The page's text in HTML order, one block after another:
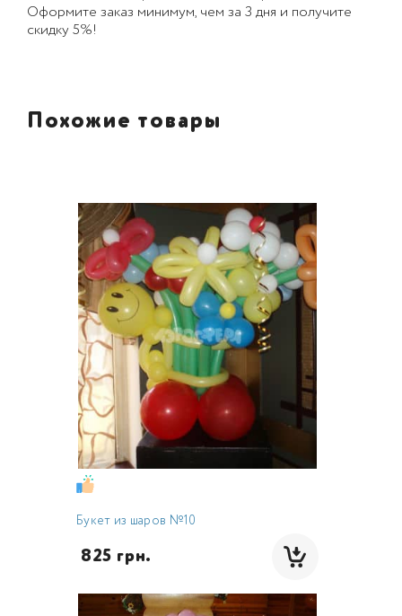
Оформите заказ минимум, чем за 3 дня и получите
скидку 5%!
Похожие товары
Букет из шаров №10
825 грн.